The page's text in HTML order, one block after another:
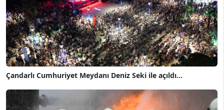
Çandarlı Cumhuriyet Meydanı Deniz Seki ile açıldı...